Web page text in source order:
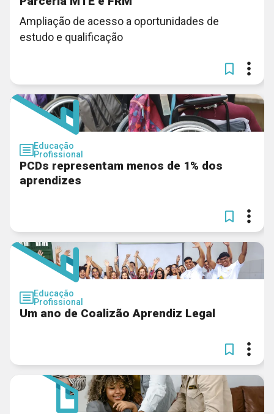
Ampliação de acesso a oportunidades de
estudo e qualificação
Educação
Profissional
PCDs representam menos de 1% dos
aprendizes
Educação
Profissional
Um ano de Coalizão Aprendiz Legal